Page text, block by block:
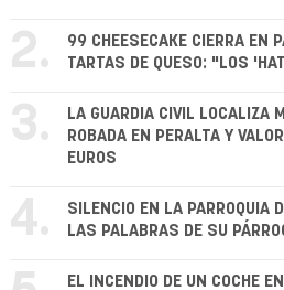
2.
99 CHEESECAKE CIERRA EN
TARTAS DE QUESO: "LOS
3.
LA GUARDIA CIVIL LOCALIZA
ROBADA EN PERALTA Y
EUROS
4.
SILENCIO EN LA PARROQUIA
LAS PALABRAS DE SU
EL INCENDIO DE UN COCHE